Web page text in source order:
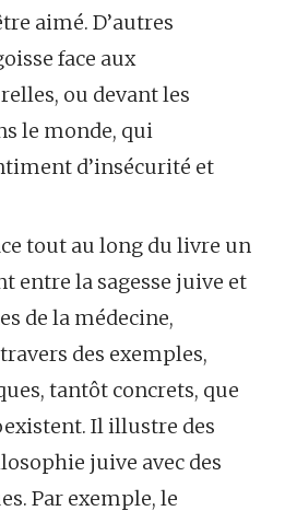
aimé. D’autres
face aux
ou devant les
le monde, qui
d’insécurité et
tout au long du livre un
entre la sagesse juive et
de la médecine,
des exemples,
tantôt concrets, que
Il illustre des
juive avec des
Par exemple, le